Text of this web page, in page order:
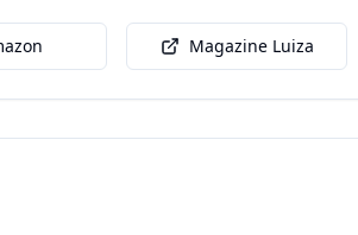
Magazine Luiza